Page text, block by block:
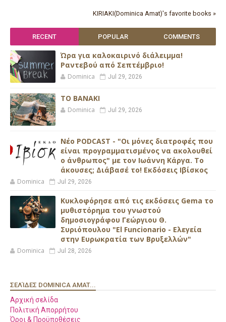
KIRIAKI(Dominica Amat)'s favorite books »
RECENT POPULAR COMMENTS
Ώρα για καλοκαιρινό διάλειμμα!
Ραντεβού από Σεπτέμβριο!
Dominica Jul 29, 2026
ΤΟ ΒΑΝΑΚΙ
Dominica Jul 29, 2026
Νέο PODCAST - "Οι μόνες διατροφές που
είναι προγραμματισμένος να ακολουθεί
ο άνθρωπος" με τον Ιωάννη Κάργα. Το
άκουσες; Διάβασέ το! Εκδόσεις Ιβίσκος
Dominica Jul 29, 2026
Κυκλοφόρησε από τις εκδόσεις Gema το
μυθιστόρημα του γνωστού
δημοσιογράφου Γεώργιου Θ.
Συριόπουλου "El Funcionario - Ελεγεία
στην Ευρωκρατία των Βρυξελλών"
Dominica Jul 28, 2026
ΣΕΛΊΔΕΣ DOMINICA AMAT...
Αρχική σελίδα
Πολιτική Απορρήτου
Όροι & Προϋποθέσεις